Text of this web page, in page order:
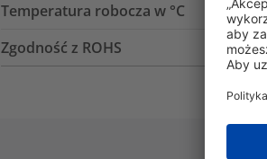
Temperatura robocza w °C
Zgodność z ROHS